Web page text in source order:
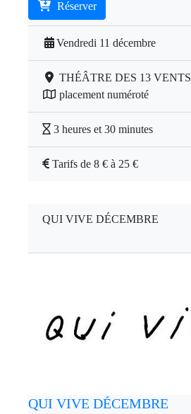
Réserver
Vendredi 11 décembre
THÉÂTRE DES 13 VENTS
placement numéroté
3 heures et 30 minutes
Tarifs de 8 € à 25 €
QUI VIVE DÉCEMBRE
QUI VIVE DÉCEMBRE